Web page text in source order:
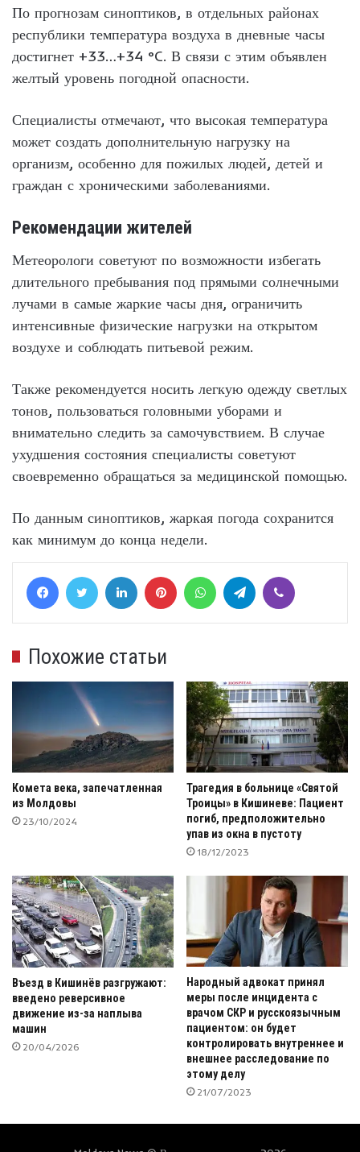
По прогнозам синоптиков, в отдельных районах
республики температура воздуха в дневные часы
достигнет +33…+34 °C. В связи с этим объявлен
желтый уровень погодной опасности.
Специалисты отмечают, что высокая температура
может создать дополнительную нагрузку на
организм, особенно для пожилых людей, детей и
граждан с хроническими заболеваниями.
Рекомендации жителей
Метеорологи советуют по возможности избегать
длительного пребывания под прямыми солнечными
лучами в самые жаркие часы дня, ограничить
интенсивные физические нагрузки на открытом
воздухе и соблюдать питьевой режим.
Также рекомендуется носить легкую одежду светлых
тонов, пользоваться головными уборами и
внимательно следить за самочувствием. В случае
ухудшения состояния специалисты советуют
своевременно обращаться за медицинской помощью.
По данным синоптиков, жаркая погода сохранится
как минимум до конца недели.
FacebookTwitter LinkedIn Pinterest WhatsAppTelegram
Похожие статьи
Комета века, запечатленная
из Молдовы
23/10/2024
Трагедия в больнице «Святой
Троицы» в Кишиневе: Пациент
погиб, предположительно
упав из окна в пустоту
18/12/2023
Въезд в Кишинёв разгружают:
введено реверсивное
движение из-за наплыва
машин
20/04/2026
Народный адвокат принял
меры после инцидента с
врачом СКР и русскоязычным
пациентом: он будет
контролировать внутреннее и
внешнее расследование по
этому делу
21/07/2023